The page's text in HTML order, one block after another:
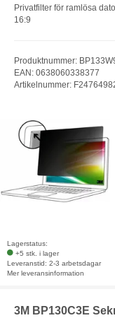
Privatfilter för ramlösa
16:9
Produktnummer:
EAN: 0638060338377
Artikelnummer:
Lagerstatus:
+5 stk. i lager
Leveranstid: 2-3 arbetsdagar
Mer leveransinformation
3M BP130C3E